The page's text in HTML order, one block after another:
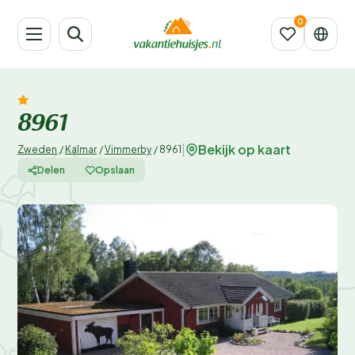
8961
Zweden / Kalmar /Vimmerby / 8961 Bekijk op kaart
Delen Opslaan